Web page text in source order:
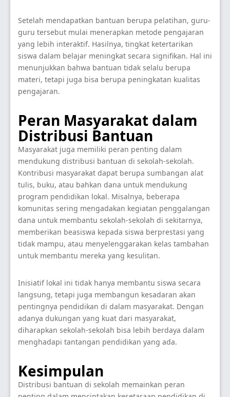
Setelah mendapatkan bantuan berupa pelatihan, guru-
guru tersebut mulai menerapkan metode pengajaran
yang lebih interaktif. Hasilnya, tingkat ketertarikan
siswa dalam belajar meningkat secara signifikan. Hal ini
menunjukkan bahwa bantuan tidak selalu berupa
materi, tetapi juga bisa berupa peningkatan kualitas
pengajaran.
Peran Masyarakat dalam
Distribusi Bantuan
Masyarakat juga memiliki peran penting dalam
mendukung distribusi bantuan di sekolah-sekolah.
Kontribusi masyarakat dapat berupa sumbangan alat
tulis, buku, atau bahkan dana untuk mendukung
program pendidikan lokal. Misalnya, beberapa
komunitas sering mengadakan kegiatan penggalangan
dana untuk membantu sekolah-sekolah di sekitarnya,
memberikan beasiswa kepada siswa berprestasi yang
tidak mampu, atau menyelenggarakan kelas tambahan
untuk membantu mereka yang kesulitan.
Inisiatif lokal ini tidak hanya membantu siswa secara
langsung, tetapi juga membangun kesadaran akan
pentingnya pendidikan di dalam masyarakat. Dengan
adanya dukungan yang kuat dari masyarakat,
diharapkan sekolah-sekolah bisa lebih berdaya dalam
menghadapi tantangan pendidikan yang ada.
Kesimpulan
Distribusi bantuan di sekolah memainkan peran